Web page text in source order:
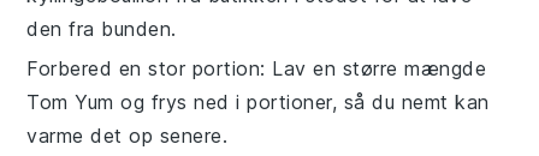
den fra bunden.
Forbered en stor portion: Lav en større mængde
Tom Yum og frys ned i portioner, så du nemt kan
varme det op senere.